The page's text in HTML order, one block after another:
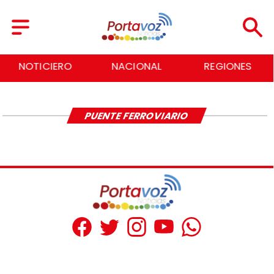
NOTICIERO NACIONAL REGIONES
PUENTE FERROVIARIO